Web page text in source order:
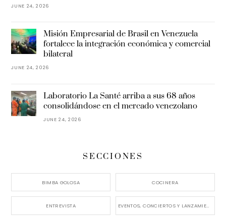
JUNE 24, 2026
Misión Empresarial de Brasil en Venezuela
fortalece la integración económica y comercial
bilateral
JUNE 24, 2026
Laboratorio La Santé arriba a sus 68 años
consolidándose en el mercado venezolano
JUNE 24, 2026
SECCIONES
BIMBA GOLOSA COCINERA
ENTREVISTA EVENTOS, CONCIERTOS Y LANZAMIENTOS